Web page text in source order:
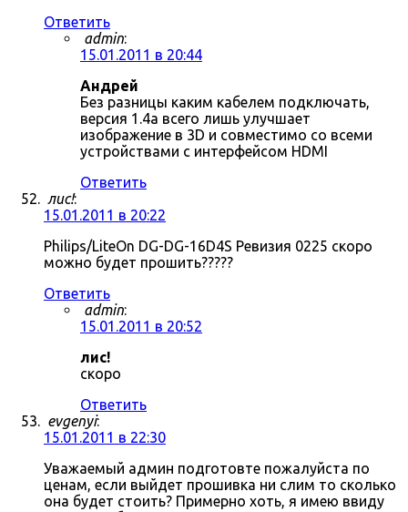
Ответить
admin:
15.01.2011 в 20:44
Андрей
Без разницы каким кабелем подключать,
версия 1.4a всего лишь улучшает
изображение в 3D и совместимо со всеми
устройствами с интерфейсом HDMI
Ответить
лис!:
15.01.2011 в 20:22
Philips/LiteOn DG-DG-16D4S Ревизия 0225 скоро
можно будет прошить?????
Ответить
admin:
15.01.2011 в 20:52
лис!
скоро
Ответить
evgenyi:
15.01.2011 в 22:30
Уважаемый админ подготовте пожалуйста по
ценам, если выйдет прошивка ни слим то сколько
она будет стоить? Примерно хоть, я имею ввиду